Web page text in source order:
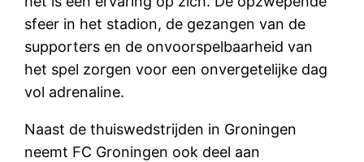
sfeer in het stadion, de gezangen van de
supporters en de onvoorspelbaarheid van
het spel zorgen voor een onvergetelijke dag
vol adrenaline.
Naast de thuiswedstrijden in Groningen
neemt FC Groningen ook deel aan